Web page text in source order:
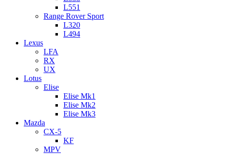
L551
Range Rover Sport
L320
L494
Lexus
LFA
RX
UX
Lotus
Elise
Elise Mk1
Elise Mk2
Elise Mk3
Mazda
CX-5
KF
MPV